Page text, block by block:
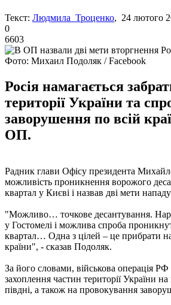
Текст: Людмила Троценко, 24 лютого
0
6603
Фото: Михаил Подоляк / Facebook
Росія намагається
території України та
заворушення по всій
ОП.
Радник глави Офісу президента
можливість проникнення ворожого
квартал у Києві і назвав дві мети
"Можливо… точкове десантування.
у Гостомелі і можлива спроба
квартал… Одна з цілей – це прибрати
країни", - сказав Подоляк.
За його словами, військова операція РФ
захоплення частин території України на
півдні, а також на провокування